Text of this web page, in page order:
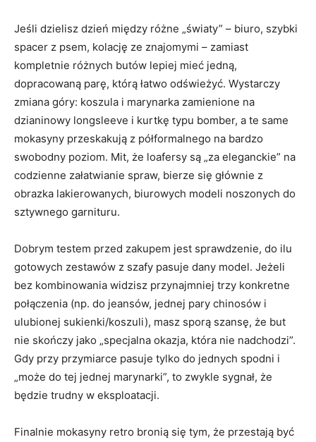
Jeśli dzielisz dzień między różne „światy” – biuro, szybki
spacer z psem, kolację ze znajomymi – zamiast
kompletnie różnych butów lepiej mieć jedną,
dopracowaną parę, którą łatwo odświeżyć. Wystarczy
zmiana góry: koszula i marynarka zamienione na
dzianinowy longsleeve i kurtkę typu bomber, a te same
mokasyny przeskakują z półformalnego na bardzo
swobodny poziom. Mit, że loafersy są „za eleganckie” na
codzienne załatwianie spraw, bierze się głównie z
obrazka lakierowanych, biurowych modeli noszonych do
sztywnego garnituru.
Dobrym testem przed zakupem jest sprawdzenie, do ilu
gotowych zestawów z szafy pasuje dany model. Jeżeli
bez kombinowania widzisz przynajmniej trzy konkretne
połączenia (np. do jeansów, jednej pary chinosów i
ulubionej sukienki/koszuli), masz sporą szansę, że but
nie skończy jako „specjalna okazja, która nie nadchodzi”.
Gdy przy przymiarce pasuje tylko do jednych spodni i
„może do tej jednej marynarki”, to zwykle sygnał, że
będzie trudny w eksploatacji.
Finalnie mokasyny retro bronią się tym, że przestają być